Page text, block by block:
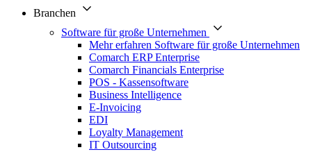
Branchen
Software für große Unternehmen
Mehr erfahren Software für große Unternehmen
Comarch ERP Enterprise
Comarch Financials Enterprise
POS - Kassensoftware
Business Intelligence
E-Invoicing
EDI
Loyalty Management
IT Outsourcing